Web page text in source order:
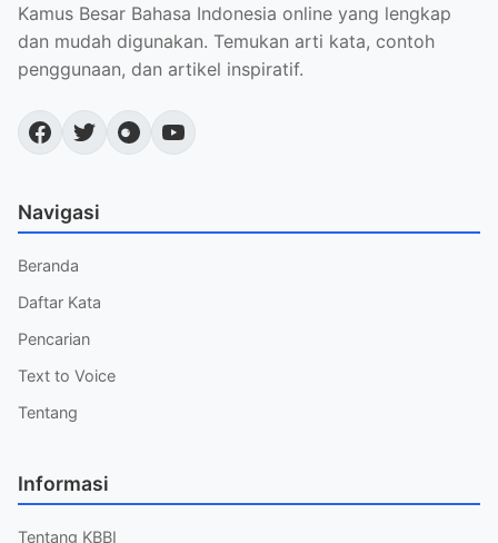
Kamus Besar Bahasa Indonesia online yang lengkap
dan mudah digunakan. Temukan arti kata, contoh
penggunaan, dan artikel inspiratif.
Navigasi
Beranda
Daftar Kata
Pencarian
Text to Voice
Tentang
Informasi
Tentang KBBI